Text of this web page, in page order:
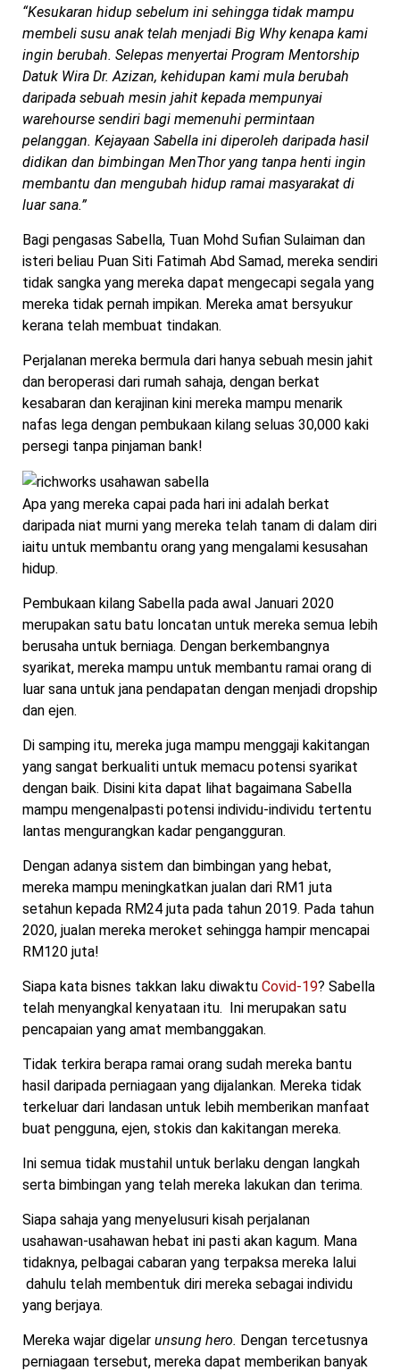
“Kesukaran hidup sebelum ini sehingga tidak mampu
membeli susu anak telah menjadi Big Why kenapa kami
ingin berubah. Selepas menyertai Program Mentorship
Datuk Wira Dr. Azizan, kehidupan kami mula berubah
daripada sebuah mesin jahit kepada mempunyai
warehourse sendiri bagi memenuhi permintaan
pelanggan. Kejayaan Sabella ini diperoleh daripada hasil
didikan dan bimbingan MenThor yang tanpa henti ingin
membantu dan mengubah hidup ramai masyarakat di
luar sana.”
Bagi pengasas Sabella, Tuan Mohd Sufian Sulaiman dan
isteri beliau Puan Siti Fatimah Abd Samad, mereka sendiri
tidak sangka yang mereka dapat mengecapi segala yang
mereka tidak pernah impikan. Mereka amat bersyukur
kerana telah membuat tindakan.
Perjalanan mereka bermula dari hanya sebuah mesin jahit
dan beroperasi dari rumah sahaja, dengan berkat
kesabaran dan kerajinan kini mereka mampu menarik
nafas lega dengan pembukaan kilang seluas 30,000 kaki
persegi tanpa pinjaman bank!
Apa yang mereka capai pada hari ini adalah berkat
daripada niat murni yang mereka telah tanam di dalam diri
iaitu untuk membantu orang yang mengalami kesusahan
hidup.
Pembukaan kilang Sabella pada awal Januari 2020
merupakan satu batu loncatan untuk mereka semua lebih
berusaha untuk berniaga. Dengan berkembangnya
syarikat, mereka mampu untuk membantu ramai orang di
luar sana untuk jana pendapatan dengan menjadi dropship
dan ejen.
Di samping itu, mereka juga mampu menggaji kakitangan
yang sangat berkualiti untuk memacu potensi syarikat
dengan baik. Disini kita dapat lihat bagaimana Sabella
mampu mengenalpasti potensi individu-individu tertentu
lantas mengurangkan kadar pengangguran.
Dengan adanya sistem dan bimbingan yang hebat,
mereka mampu meningkatkan jualan dari RM1 juta
setahun kepada RM24 juta pada tahun 2019. Pada tahun
2020, jualan mereka meroket sehingga hampir mencapai
RM120 juta!
Siapa kata bisnes takkan laku diwaktu Covid-19? Sabella
telah menyangkal kenyataan itu. Ini merupakan satu
pencapaian yang amat membanggakan.
Tidak terkira berapa ramai orang sudah mereka bantu
hasil daripada perniagaan yang dijalankan. Mereka tidak
terkeluar dari landasan untuk lebih memberikan manfaat
buat pengguna, ejen, stokis dan kakitangan mereka.
Ini semua tidak mustahil untuk berlaku dengan langkah
serta bimbingan yang telah mereka lakukan dan terima.
Siapa sahaja yang menyelusuri kisah perjalanan
usahawan-usahawan hebat ini pasti akan kagum. Mana
tidaknya, pelbagai cabaran yang terpaksa mereka lalui
dahulu telah membentuk diri mereka sebagai individu
yang berjaya.
Mereka wajar digelar unsung hero. Dengan tercetusnya
perniagaan tersebut, mereka dapat memberikan banyak